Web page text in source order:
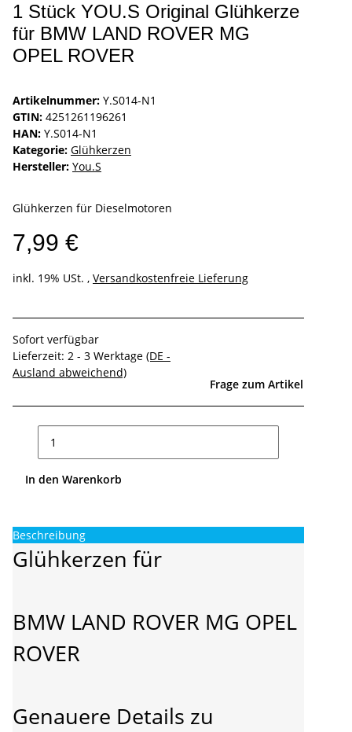
1 Stück YOU.S Original Glühkerze
für BMW LAND ROVER MG
OPEL ROVER
Artikelnummer: Y.S014-N1
GTIN: 4251261196261
HAN: Y.S014-N1
Kategorie: Glühkerzen
Hersteller: You.S
Glühkerzen für Dieselmotoren
7,99 €
inkl. 19% USt. , Versandkostenfreie Lieferung
Sofort verfügbar
Lieferzeit: 2 - 3 Werktage (DE -
Ausland abweichend)
Frage zum Artikel
In den Warenkorb
Beschreibung
Glühkerzen für
BMW LAND ROVER MG OPEL
ROVER
Genauere Details zu